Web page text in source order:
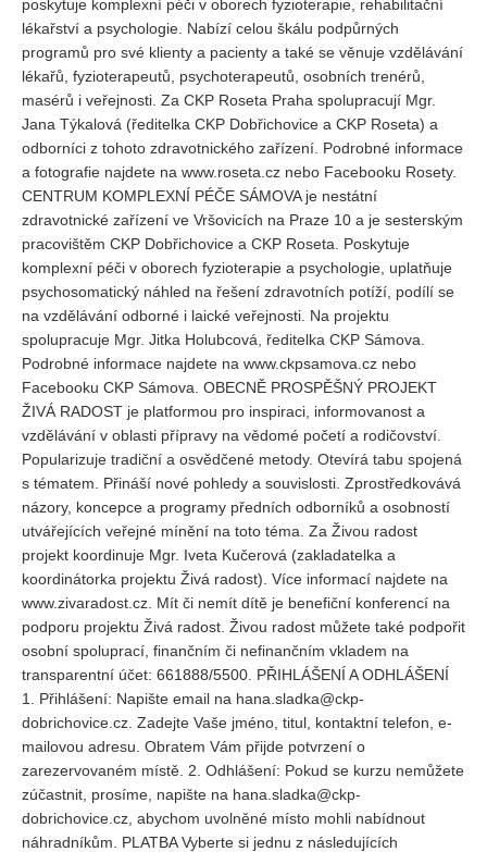
poskytuje komplexní péči v oborech fyzioterapie, rehabilitační
lékařství a psychologie. Nabízí celou škálu podpůrných
programů pro své klienty a pacienty a také se věnuje vzdělávání
lékařů, fyzioterapeutů, psychoterapeutů, osobních trenérů,
masérů i veřejnosti. Za CKP Roseta Praha spolupracují Mgr.
Jana Týkalová (ředitelka CKP Dobřichovice a CKP Roseta) a
odborníci z tohoto zdravotnického zařízení. Podrobné informace
a fotografie najdete na www.roseta.cz nebo Facebooku Rosety.
CENTRUM KOMPLEXNÍ PÉČE SÁMOVA je nestátní
zdravotnické zařízení ve Vršovicích na Praze 10 a je sesterským
pracovištěm CKP Dobřichovice a CKP Roseta. Poskytuje
komplexní péči v oborech fyzioterapie a psychologie, uplatňuje
psychosomatický náhled na řešení zdravotních potíží, podílí se
na vzdělávání odborné i laické veřejnosti. Na projektu
spolupracuje Mgr. Jitka Holubcová, ředitelka CKP Sámova.
Podrobné informace najdete na www.ckpsamova.cz nebo
Facebooku CKP Sámova. OBECNĚ PROSPĚŠNÝ PROJEKT
ŽIVÁ RADOST je platformou pro inspiraci, informovanost a
vzdělávání v oblasti přípravy na vědomé početí a rodičovství.
Popularizuje tradiční a osvědčené metody. Otevírá tabu spojená
s tématem. Přináší nové pohledy a souvislosti. Zprostředkovává
názory, koncepce a programy předních odborníků a osobností
utvářejících veřejné mínění na toto téma. Za Živou radost
projekt koordinuje Mgr. Iveta Kučerová (zakladatelka a
koordinátorka projektu Živá radost). Více informací najdete na
www.zivaradost.cz. Mít či nemít dítě je benefiční konferencí na
podporu projektu Živá radost. Živou radost můžete také podpořit
osobní spoluprací, finančním či nefinančním vkladem na
transparentní účet: 661888/5500. PŘIHLÁŠENÍ A ODHLÁŠENÍ
1. Přihlášení: Napište email na hana.sladka@ckp-
dobrichovice.cz. Zadejte Vaše jméno, titul, kontaktní telefon, e-
mailovou adresu. Obratem Vám přijde potvrzení o
zarezervovaném místě. 2. Odhlášení: Pokud se kurzu nemůžete
zúčastnit, prosíme, napište na hana.sladka@ckp-
dobrichovice.cz, abychom uvolněné místo mohli nabídnout
náhradníkům. PLATBA Vyberte si jednu z následujících